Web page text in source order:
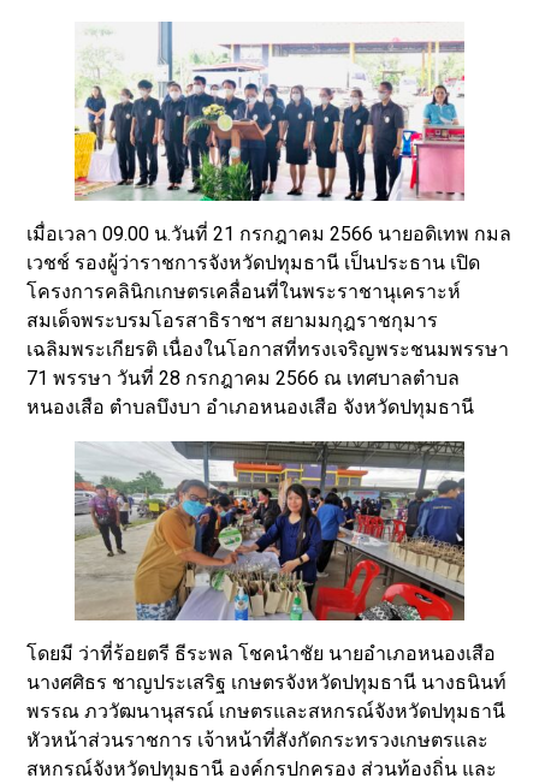
เมื่อเวลา 09.00 น.วันที่ 21 กรกฎาคม 2566 นายอดิเทพ กมล
เวชช์ รองผู้ว่าราชการจังหวัดปทุมธานี เป็นประธาน เปิด
โครงการคลินิกเกษตรเคลื่อนที่ในพระราชานุเคราะห์
สมเด็จพระบรมโอรสาธิราชฯ สยามมกุฎราชกุมาร
เฉลิมพระเกียรติ เนื่องในโอกาสที่ทรงเจริญพระชนมพรรษา
71 พรรษา วันที่ 28 กรกฎาคม 2566 ณ เทศบาลตำบล
หนองเสือ ตำบลบึงบา อำเภอหนองเสือ จังหวัดปทุมธานี
โดยมี ว่าที่ร้อยตรี ธีระพล โชคนำชัย นายอำเภอหนองเสือ
นางศศิธร ชาญประเสริฐ เกษตรจังหวัดปทุมธานี นางธนินท์
พรรณ ภววัฒนานุสรณ์ เกษตรและสหกรณ์จังหวัดปทุมธานี
หัวหน้าส่วนราชการ เจ้าหน้าที่สังกัดกระทรวงเกษตรและ
สหกรณ์จังหวัดปทุมธานี องค์กรปกครอง ส่วนท้องถิ่น และ